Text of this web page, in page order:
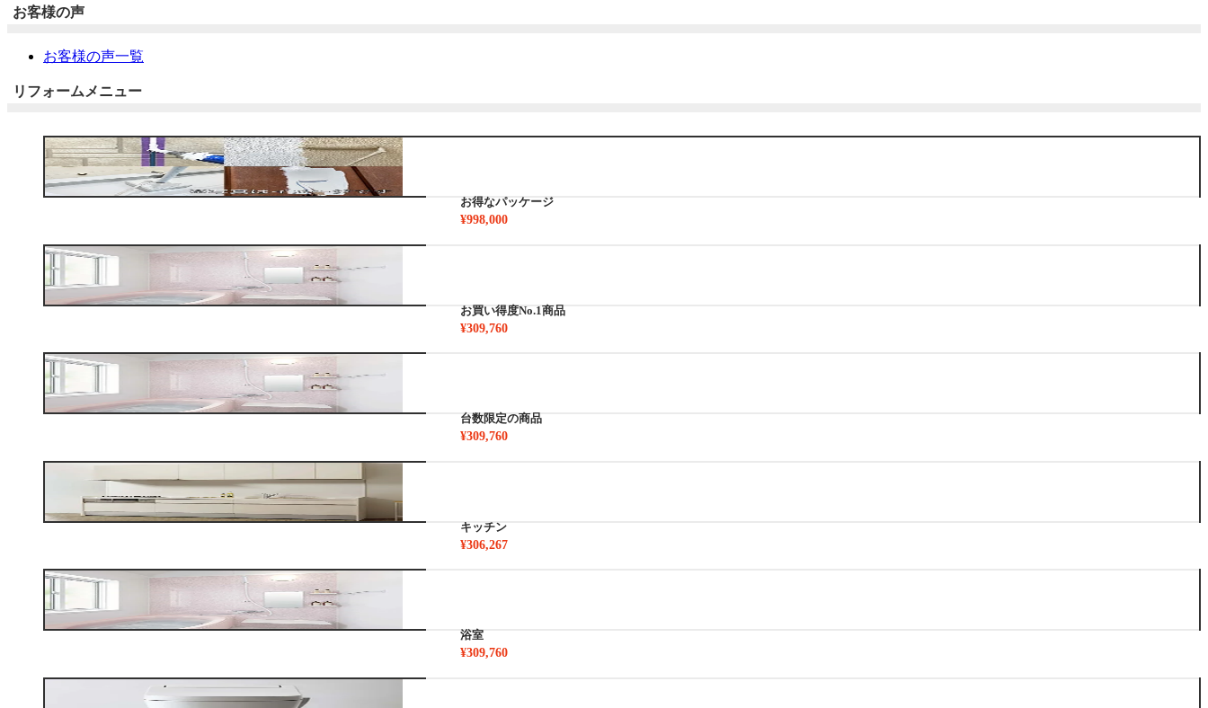
お客様の声
お客様の声一覧
リフォームメニュー
お得なパッケージ
¥998,000
お買い得度No.1商品
¥309,760
台数限定の商品
¥309,760
キッチン
¥306,267
浴室
¥309,760